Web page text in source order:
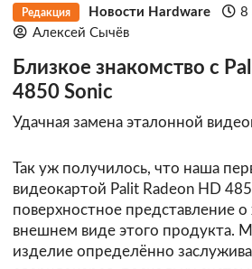
Редакция Новости Hardware
8
Алексей Сычёв
Близкое знакомство с
4850 Sonic
Удачная замена эталонной
Так уж получилось, что наша
видеокартой Palit Radeon HD
поверхностное представление о
внешнем виде этого продукта.
изделие определённо